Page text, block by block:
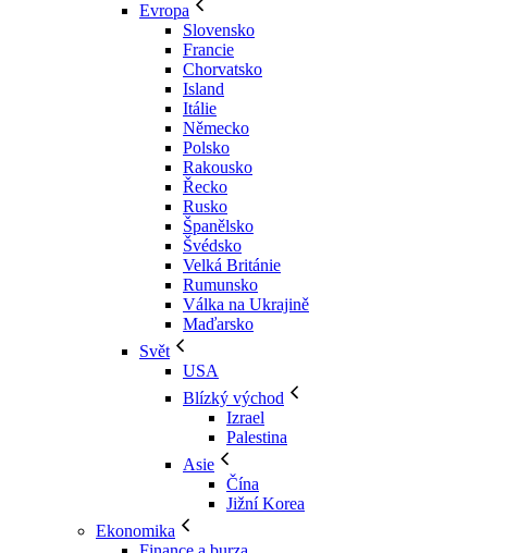
Evropa
Slovensko
Francie
Chorvatsko
Island
Itálie
Německo
Polsko
Rakousko
Řecko
Rusko
Španělsko
Švédsko
Velká Británie
Rumunsko
Válka na Ukrajině
Maďarsko
Svět
USA
Blízký východ
Izrael
Palestina
Asie
Čína
Jižní Korea
Ekonomika